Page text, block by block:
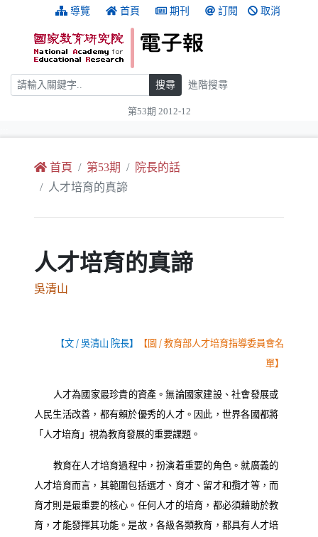
跳到主要內容 導覽 首頁 期刊 訂閱 取消
搜尋 搜尋 進階搜尋
第53期 2012-12
首頁 第53期
院長的話
人才培育的真諦
人才培育的真諦
吳清山
【文/吳清山 院長】 【圖/教育部人才培育指導委員會名
單】
人才為國家最珍貴的資產。無論國家建設、社會發展或
人民生活改善，都有賴於優秀的人才。因此，世界各國都將
「人才培育」視為教育發展的重要課題。
教育在人才培育過程中，扮演着重要的角色。就廣義的
人才培育而言，其範圍包括選才、育才、留才和攬才等，而
育才則是最重要的核心。任何人才的培育，都必須藉助於教
育，才能發揮其功能。是故，各級各類教育，都具有人才培